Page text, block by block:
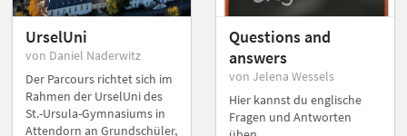
UrselUni
von Daniel Naderwitz
Der Parcours richtet sich im
Rahmen der UrselUni des
St.-Ursula-Gymnasiums in
Attendorn an Grundschüler,
Questions and
answers
von Jelena Wessels
Hier kannst du englische
Fragen und Antworten